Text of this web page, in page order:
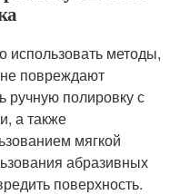
использовать методы,
повреждают
ручную полировку с
а также
мягкой
абразивных
поверхность.